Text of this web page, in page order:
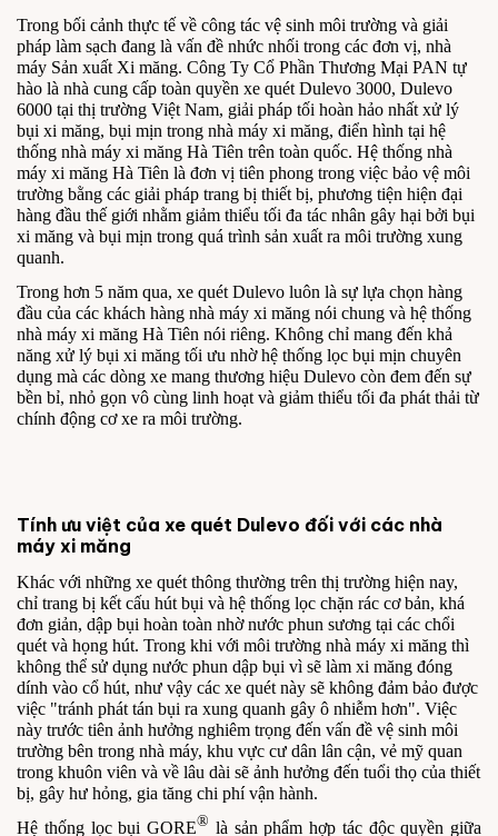
Trong bối cảnh thực tế về công tác vệ sinh môi trường và giải
pháp làm sạch đang là vấn đề nhức nhối trong các đơn vị, nhà
máy Sản xuất Xi măng. Công Ty Cổ Phần Thương Mại PAN tự
hào là nhà cung cấp toàn quyền xe quét Dulevo 3000, Dulevo
6000 tại thị trường Việt Nam, giải pháp tối hoàn hảo nhất xử lý
bụi xi măng, bụi mịn trong nhà máy xi măng, điển hình tại hệ
thống nhà máy xi măng Hà Tiên trên toàn quốc. Hệ thống nhà
máy xi măng Hà Tiên là đơn vị tiên phong trong việc bảo vệ môi
trường bằng các giải pháp trang bị thiết bị, phương tiện hiện đại
hàng đầu thế giới nhằm giảm thiểu tối đa tác nhân gây hại bởi bụi
xi măng và bụi mịn trong quá trình sản xuất ra môi trường xung
quanh.
Trong hơn 5 năm qua, xe quét Dulevo luôn là sự lựa chọn hàng
đầu của các khách hàng nhà máy xi măng nói chung và hệ thống
nhà máy xi măng Hà Tiên nói riêng. Không chỉ mang đến khả
năng xử lý bụi xi măng tối ưu nhờ hệ thống lọc bụi mịn chuyên
dụng mà các dòng xe mang thương hiệu Dulevo còn đem đến sự
bền bỉ, nhỏ gọn vô cùng linh hoạt và giảm thiểu tối đa phát thải từ
chính động cơ xe ra môi trường.
Tính ưu việt của xe quét Dulevo đối với các nhà
máy xi măng
Khác với những xe quét thông thường trên thị trường hiện nay,
chỉ trang bị kết cấu hút bụi và hệ thống lọc chặn rác cơ bản, khá
đơn giản, dập bụi hoàn toàn nhờ nước phun sương tại các chổi
quét và họng hút. Trong khi với môi trường nhà máy xi măng thì
không thể sử dụng nước phun dập bụi vì sẽ làm xi măng đóng
dính vào cổ hút, như vậy các xe quét này sẽ không đảm bảo được
việc "tránh phát tán bụi ra xung quanh gây ô nhiễm hơn". Việc
này trước tiên ảnh hưởng nghiêm trọng đến vấn đề vệ sinh môi
trường bên trong nhà máy, khu vực cư dân lân cận, vẻ mỹ quan
trong khuôn viên và về lâu dài sẽ ảnh hưởng đến tuổi thọ của thiết
bị, gây hư hỏng, gia tăng chi phí vận hành.
Hệ thống lọc bụi GORE® là sản phẩm hợp tác độc quyền giữa